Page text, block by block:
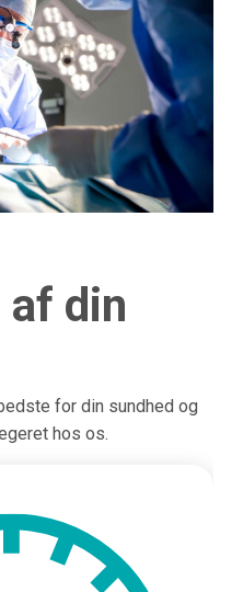
af din
for din sundhed og
hos os.